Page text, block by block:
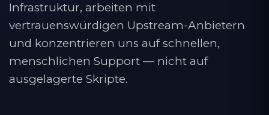
Infrastruktur, arbeiten mit
vertrauenswürdigen Upstream-Anbietern
und konzentrieren uns auf schnellen,
menschlichen Support — nicht auf
ausgelagerte Skripte.